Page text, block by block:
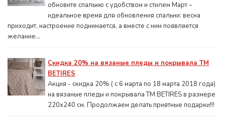
обновите спальню с удобством и стилем Март –
идеальное время для обновления спальни: весна
приходит, настроение поднимается, а вместе с ним появляется
желание...
Скидка 20% на вязаные пледы и покрывала ТМ
BETIRES
Акция - скидка 20% ( с 6 марта по 18 марта 2018 года)
на вязаные пледы и покрывала ТМ BETIRES в размере
220х240 см. Продолжаем делать приятные подарки!!!